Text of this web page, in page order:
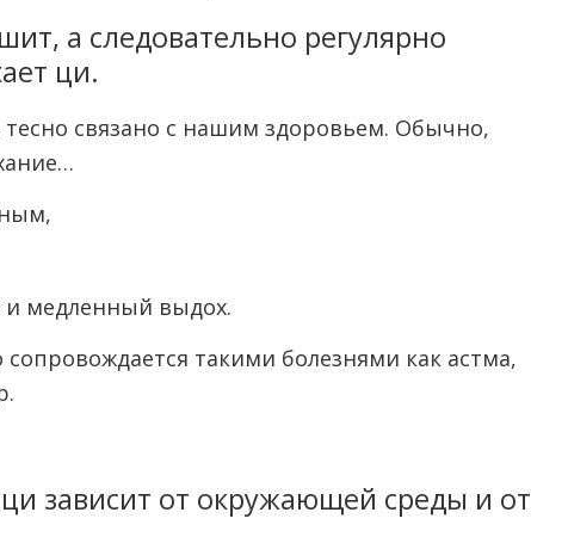
а следовательно регулярно
ци.
связано с нашим здоровьем. Обычно,
и медленный выдох.
такими болезнями как астма,
зависит от окружающей среды и от